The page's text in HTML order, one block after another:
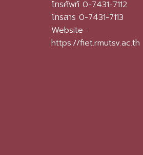
โทรศัพท์ 0-7431-7112
โทรสาร 0-7431-7113
Website :
https://fiet.rmutsv.ac.th